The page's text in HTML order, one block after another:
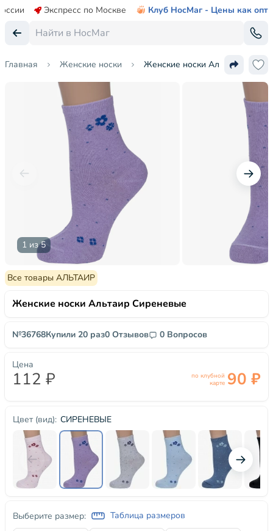
Экспресс по Москве Клуб НосМаг - Цены как опт
Главная Женские носки Женские носки Альтаир
1 из 5
Все товары АЛЬТАИР
Женские носки Альтаир Сиреневые
№36768Купили 20 раз0 Отзывов 0 Вопросов
Цвет (вид): СИРЕНЕВЫЕ
Выберите размер: Таблица размеров
Цена
112 ₽
по клубной
карте 90 ₽